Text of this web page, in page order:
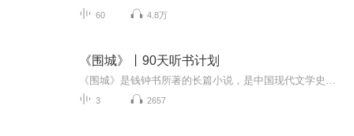
60 4.8万
《围城》丨90天听书计划
3 2657